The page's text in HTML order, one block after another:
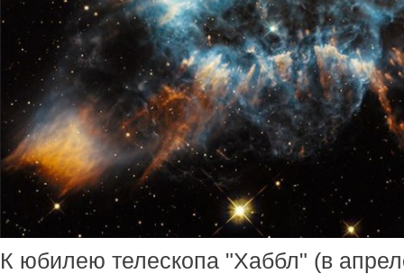
К юбилею телескопа "Хаббл" (в